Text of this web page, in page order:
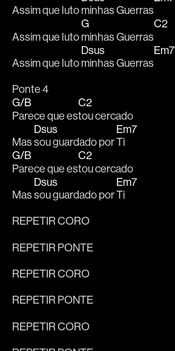
Assim que luto minhas Guerras
Assim que luto
G
minhas Guerras
C2
Assim que luto
Dsus
minhas Guerras
Em7
Ponte 4
G/B
Parece que es
C2
tou cercado
Mas
Dsus
sou guardado por
Em7
Ti
G/B
Parece que es
C2
tou cercado
Mas
Dsus
sou guardado por
Em7
Ti
REPETIR CORO
REPETIR PONTE
REPETIR CORO
REPETIR PONTE
REPETIR CORO